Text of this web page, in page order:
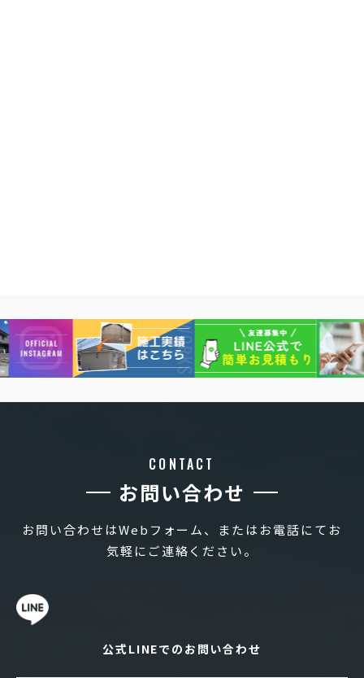
CONTACT
お問い合わせ
お問い合わせはWebフォーム、またはお電話にてお
気軽にご連絡ください。
公式LINEでのお問い合わせ